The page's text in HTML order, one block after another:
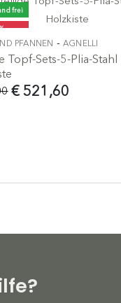
frei
PFANNEN -AGNELLI
Topf-Sets-5-Plia-Stahl
€ 521,60